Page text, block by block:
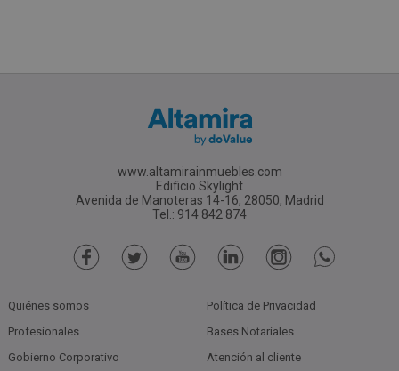
www.altamirainmuebles.com
Edificio Skylight
Avenida de Manoteras 14-16, 28050, Madrid
Tel.: 914 842 874
Quiénes somos
Profesionales
Gobierno Corporativo
Política de Privacidad
Bases Notariales
Atención al cliente